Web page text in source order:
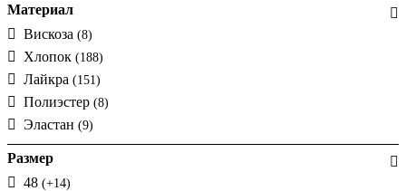
Материал
Вискоза (8)
Хлопок (188)
Лайкра (151)
Полиэстер (8)
Эластан (9)
Размер
48 (+14)